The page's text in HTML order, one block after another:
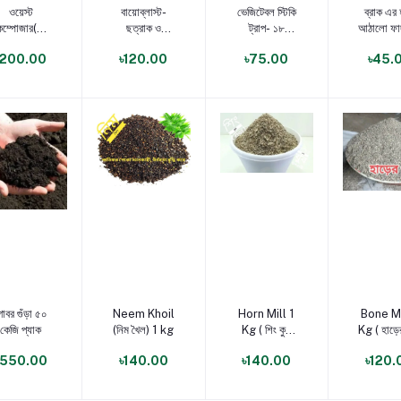
যোগ করুন
ওয়েস্ট
পণ্য যোগ করুন
বায়োব্লাস্ট-
ছত্রাক ও
দমনের অব্যার্থ
৳120.00
পণ্য যোগ করুন
ভেজিটেবল স্টিকি
ট্রাপ- ১৮
৳75.00
পণ্য যোগ
ব্রাক এর
আঠালো
যোগ করুন
গুঁড়া ৫০
কেজি প্যাক
পণ্য যোগ করুন
Neem Khoil
(নিম খৈল) 1 kg
৳140.00
পণ্য যোগ করুন
Horn Mill 1
Kg ( শিং কুচি
৳140.00
পণ্য যোগ
Bone
Kg (